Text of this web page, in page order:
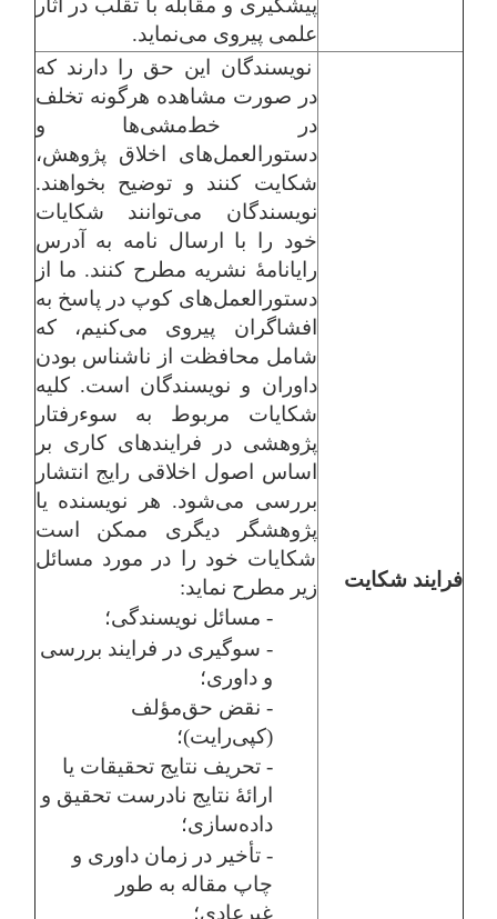
پیشگیری و مقابله با تقلب در آثار
علمی پیروی می‌نماید.
فرایند شکایت
نویسندگان این حق را دارند که
در صورت مشاهده هرگونه تخلف
در خط‌مشی‌ها و
دستورالعمل‌های اخلاق پژوهش،
شکایت کنند و توضیح بخواهند.
نویسندگان می‌توانند شکایات
خود را با ارسال نامه به آدرس
رایانامۀ نشریه مطرح کنند. ما از
دستورالعمل‌های کوپ در پاسخ به
افشاگران پیروی می‌کنیم، که
شامل محافظت از ناشناس بودن
داوران و نویسندگان است. کلیه
شکایات مربوط به سوءرفتار
پژوهشی در فرایندهای کاری بر
اساس اصول اخلاقی رایج انتشار
بررسی می‌شود. هر نویسنده یا
پژوهشگر دیگری ممکن است
شکایات خود را در مورد مسائل
زیر مطرح نماید:
- مسائل نویسندگی؛
- سوگیری در فرایند بررسی
و داوری؛
- نقض حق‌مؤلف
(کپی‌رایت)؛
- تحریف نتایج تحقیقات یا
ارائۀ نتایج نادرست تحقیق و
داده‌سازی؛
- تأخیر در زمان داوری و
چاپ مقاله به طور
غیرعادی؛